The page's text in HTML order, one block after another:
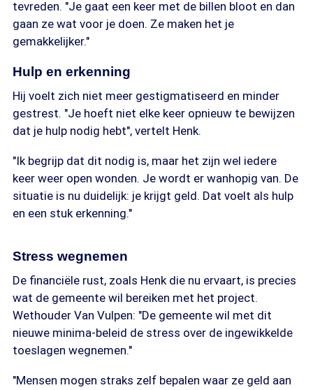
tevreden. "Je gaat een keer met de billen bloot en dan
gaan ze wat voor je doen. Ze maken het je
gemakkelijker."
Hulp en erkenning
Hij voelt zich niet meer gestigmatiseerd en minder
gestrest. "Je hoeft niet elke keer opnieuw te bewijzen
dat je hulp nodig hebt", vertelt Henk.
"Ik begrijp dat dit nodig is, maar het zijn wel iedere
keer weer open wonden. Je wordt er wanhopig van. De
situatie is nu duidelijk: je krijgt geld. Dat voelt als hulp
en een stuk erkenning."
Stress wegnemen
De financiële rust, zoals Henk die nu ervaart, is precies
wat de gemeente wil bereiken met het project.
Wethouder Van Vulpen: "De gemeente wil met dit
nieuwe minima-beleid de stress over de ingewikkelde
toeslagen wegnemen."
"Mensen mogen straks zelf bepalen waar ze geld aan